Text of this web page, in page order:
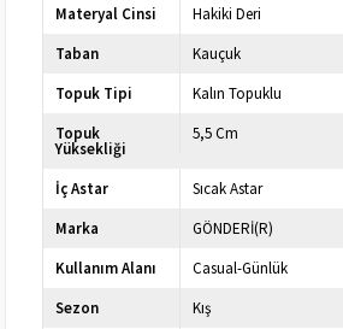
Materyal Cinsi
Hakiki Deri
Taban
Kauçuk
Topuk Tipi
Kalın Topuklu
Topuk
Yüksekliği
5,5 Cm
İç Astar
Sıcak Astar
Marka
GÖNDERİ(R)
Kullanım Alanı
Casual-Günlük
Sezon
Kış